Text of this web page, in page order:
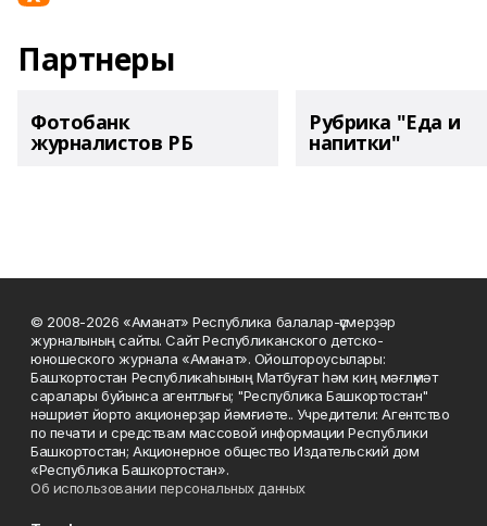
Партнеры
Фотобанк
журналистов РБ
Рубрика "Еда и
напитки"
© 2008-2026 «Аманат» Республика балалар-үҫмерҙәр
журналының сайты. Сайт Республиканского детско-
юношеского журнала «Аманат». Ойоштороусылары:
Башҡортостан Республикаһының Матбуғат һәм киң мәғлүмәт
саралары буйынса агентлығы; "Республика Башкортостан"
нәшриәт йорто акционерҙар йәмғиәте.. Учредители: Агентство
по печати и средствам массовой информации Республики
Башкортостан; Акционерное общество Издательский дом
«Республика Башкортостан».
Об использовании персональных данных